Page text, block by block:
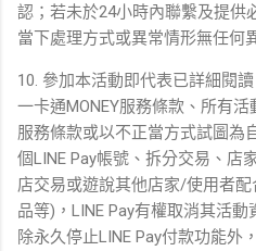
認；若未於24小時內聯繫及提供
當下處理方式或異常情形無任何
10. 參加本活動即代表已詳細閱
一卡通MONEY服務條款、所有
服務條款或以不正當方式試圖為
個LINE Pay帳號、拆分交易、店
店交易或遊說其他店家/使用者
品等)，LINE Pay有權取消其活
除永久停止LINE Pay付款功能外